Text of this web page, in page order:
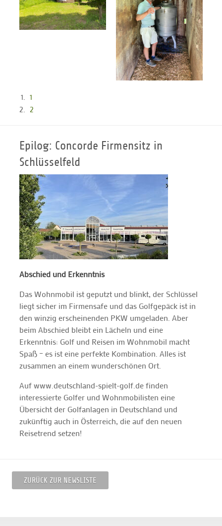
1
2
Epilog: Concorde Firmensitz in
Schlüsselfeld
Abschied und Erkenntnis
Das Wohnmobil ist geputzt und blinkt, der Schlüssel
liegt sicher im Firmensafe und das Golfgepäck ist in
den winzig erscheinenden PKW umgeladen. Aber
beim Abschied bleibt ein Lächeln und eine
Erkenntnis: Golf und Reisen im Wohnmobil macht
Spaß – es ist eine perfekte Kombination. Alles ist
zusammen an einem wunderschönen Ort.
Auf www.deutschland-spielt-golf.de finden
interessierte Golfer und Wohnmobilisten eine
Übersicht der Golfanlagen in Deutschland und
zukünftig auch in Österreich, die auf den neuen
Reisetrend setzen!
ZURÜCK ZUR NEWSLISTE